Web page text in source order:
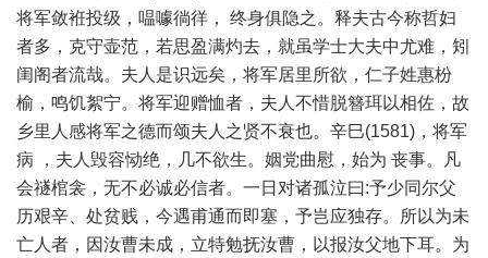
将军敛袵投级，嗢噱徜徉， 终身俱隐之。释夫古今称哲妇
者多，克守壶范，若思盈满灼去，就虽学士大夫中尤难，矧
闺阁者流哉。夫人是识远矣，将军居里所欲，仁子姓惠枌
榆，鸣饥絮宁。将军迎赠恤者，夫人不惜脱簪珥以相佐，故
乡里人感将军之德而颂夫人之贤不衰也。辛巳(1581)，将军
病 ，夫人毁容恸绝，几不欲生。姻党曲慰，始为 丧事。凡
会禭棺衾，无不必诚必信者。一日对诸孤泣曰:予少同尔父
历艰辛、处贫贱，今遇甫通而即塞，予岂应独存。所以为未
亡人者，因汝曹未成，立特勉抚汝曹，以报汝父地下耳。为